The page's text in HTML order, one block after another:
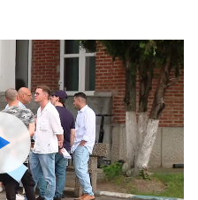
Watch